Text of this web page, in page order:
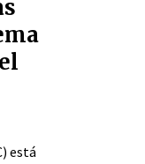
está